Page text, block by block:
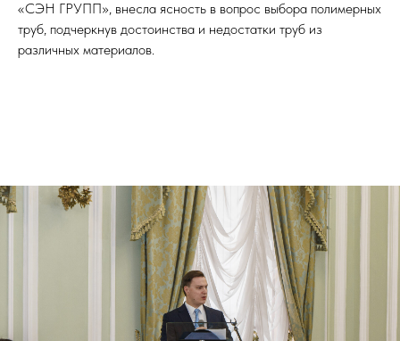
«СЭН ГРУПП», внесла ясность в вопрос выбора полимерных
труб, подчеркнув достоинства и недостатки труб из
различных материалов.